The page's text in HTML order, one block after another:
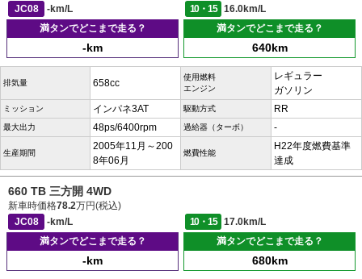
JC08
-km/L 10・15
16.0km/L
満タンでどこまで走る？
-km
満タンでどこまで走る？
640km
排気量 658cc
使用燃料
エンジン
レギュラー
ガソリン
ミッション インパネ3AT 駆動方式 RR
最大出力 48ps/6400rpm 過給器（ターボ） -
生産期間
2005年11月～200
8年06月
燃費性能
H22年度燃費基準
達成
660 TB 三方開 4WD
新車時価格78.2万円(税込)
JC08
-km/L 10・15
17.0km/L
満タンでどこまで走る？
-km
満タンでどこまで走る？
680km